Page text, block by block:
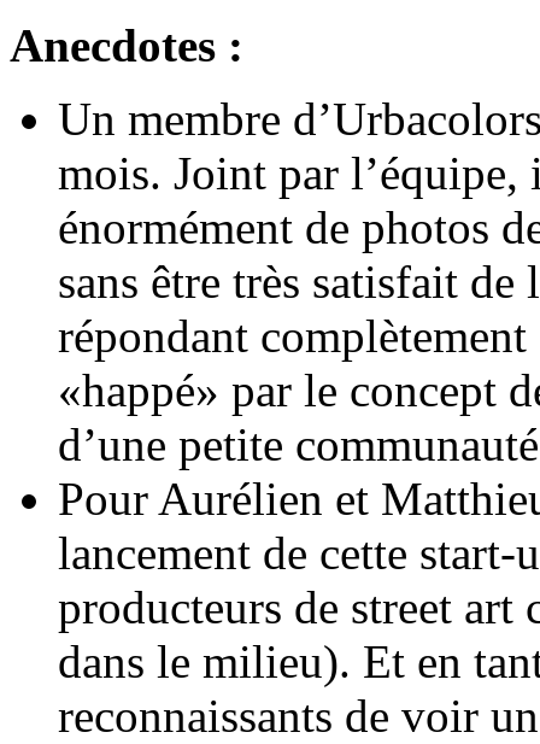
Anecdotes :
Un membre
mois. Joint par
énormément de photos
sans être très satisfait
répondant
«happé» par le concept
d’une petite
Pour Aurélien et
lancement de cette start-
producteurs de street
dans le milieu). Et en
reconnaissants de voir